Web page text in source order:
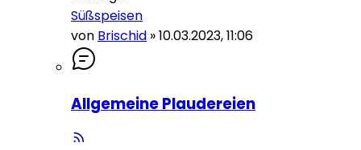
Süßspeisen
von Brischid »10.03.2023, 11:06
Allgemeine Plaudereien